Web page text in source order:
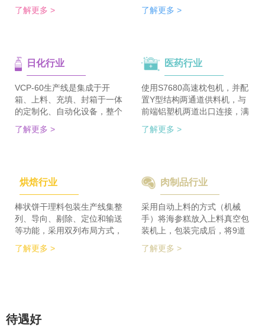
5700A-BX枕包机完成整线的
集合包包装，分道装置完成生
器、一侧配集合包集积器，实
现在一台机器上完成两种形式
的自动装箱。 占地空间减
半，一条生产线实现两种形式
的包装及装箱，人员数量减半
大降低。
了解更多 >
客户包装效率120个/min的包
装需求。 多种物品包装的兼
了解更多 >
日化行业
VCP-60生产线是集成于开
箱、上料、充填、封箱于一体
的定制化、自动化设备，整个
生产线采用独立伺服匹配节拍
协调运行，实现灵活更稳定。
检及码垛设备实现整线自动化
运行。 节省了80%人员数
量，降低了劳动者的劳动强
度，提高了工作效率
了解更多 >
医药行业
使用S7680高速枕包机，并配
置Y型结构两通道供料机，与
前端铝塑机两道出口连接，满
足了枕包机的稳定供料，又缩
短了设备总长。枕包机单道输
积的要求，同时节省了一半的
占地空间，一条生产线实现了
整个生产的稳定供料，减少设
备的投入，大大降低了采购成
本。
了解更多 >
烘焙行业
棒状饼干理料包装生产线集整
列、导向、剔除、定位和输送
等功能，采用双列布局方式，
在有限的场地内，提高了产品
包装的生产力，同时达到废料
了解更多 >
肉制品行业
采用自动上料的方式（机械
手）将海参糕放入上料真空包
装机上，包装完成后，将9道
带机，将1道产品分为2道，分
了解更多 >
待遇好